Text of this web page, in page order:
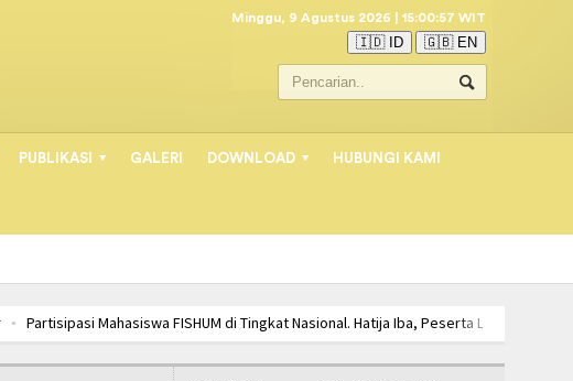
Minggu, 9 Agustus 2026 | 15:00:58 WIT
🇮🇩 ID 🇬🇧 EN
PUBLIKASI GALERI DOWNLOAD HUBUNGI KAMI
Partisipasi Mahasiswa FISHUM di Tingkat Nasional. Hatija Iba, Peserta Lomba